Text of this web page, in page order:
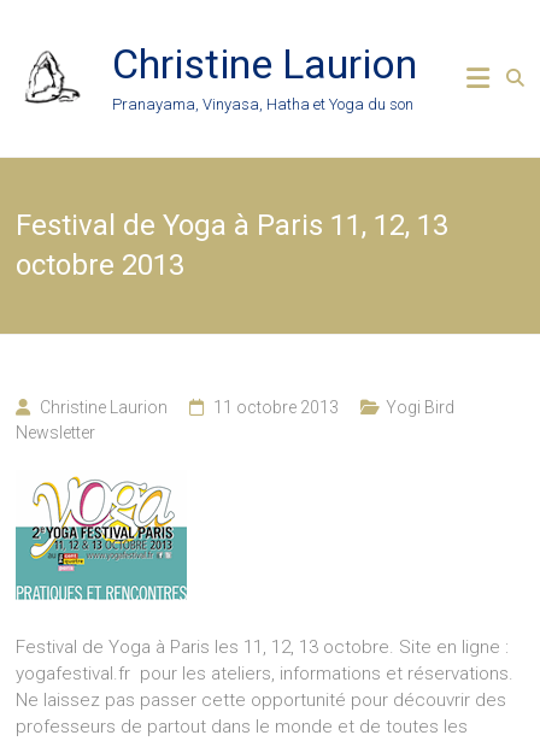
content
Christine Laurion
Pranayama, Vinyasa, Hatha et Yoga du son
Festival de Yoga à Paris 11, 12, 13
octobre 2013
Christine Laurion 11 octobre 2013
Yogi Bird
Newsletter
Festival de Yoga à Paris les 11, 12, 13 octobre. Site en ligne :
yogafestival.fr pour les ateliers, informations et réservations.
Ne laissez pas passer cette opportunité pour découvrir des
professeurs de partout dans le monde et de toutes les